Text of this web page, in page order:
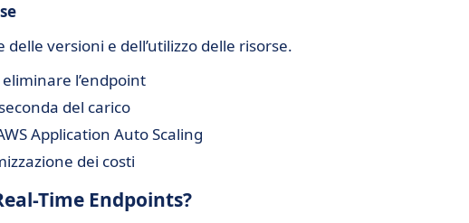
versioni e dell’utilizzo delle risorse.
l’endpoint
del carico
Application Auto Scaling
dei costi
Time Endpoints?